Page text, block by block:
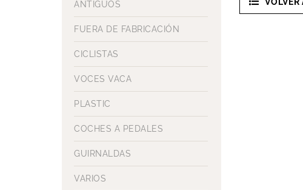
ANTIGUOS
FUERA DE FABRICACIÓN
CICLISTAS
VOCES VACA
PLASTIC
COCHES A PEDALES
GUIRNALDAS
VARIOS